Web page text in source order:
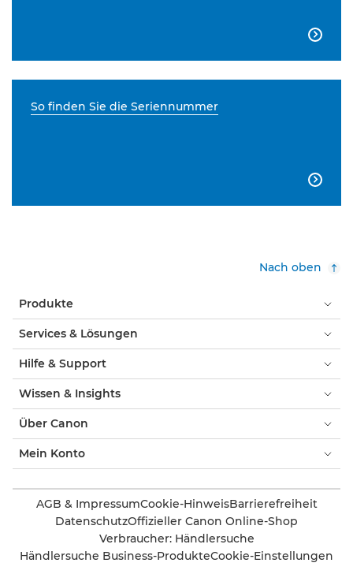

So finden Sie die Seriennummer

Nach oben
Produkte
Services & Lösungen
Hilfe & Support
Wissen & Insights
Über Canon
Mein Konto
AGB & ImpressumCookie-HinweisBarrierefreiheit
DatenschutzOffizieller Canon Online-Shop
Verbraucher: Händlersuche
Händlersuche Business-ProdukteCookie-Einstellungen